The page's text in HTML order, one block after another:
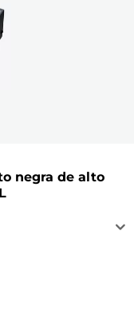
negra de alto